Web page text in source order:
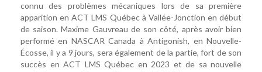
connu des problèmes mécaniques lors de sa première
apparition en ACT LMS Québec à Vallée-Jonction en début
de saison. Maxime Gauvreau de son côté, après avoir bien
performé en NASCAR Canada à Antigonish, en Nouvelle-
Écosse, il y a 9 jours, sera également de la partie, fort de son
succès en ACT LMS Québec en 2023 et de sa nouvelle